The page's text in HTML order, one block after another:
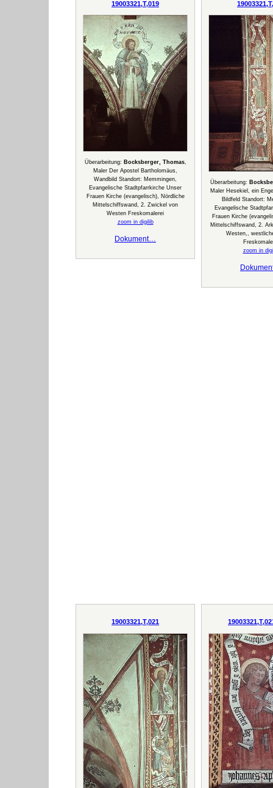
19003321,T,019
Überarbeitung: Bocksberger, Thomas,
Maler Der Apostel Bartholomäus,
Wandbild Standort: Memmingen,
Evangelische Stadtpfarrkirche Unser
Frauen Kirche (evangelisch), Nördliche
Mittelschiffswand, 2. Zwickel von
Westen Freskomalerei
zoom in digilib
Dokument…
Überarbeitung:
Maler Hesekiel, ein
Bildfeld Standort:
Evangelische
Frauen Kirche
Mittelschiffswand, 2.
Westen,,
zoom in
19003321,T,021